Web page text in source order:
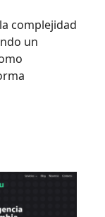
complejidad
un